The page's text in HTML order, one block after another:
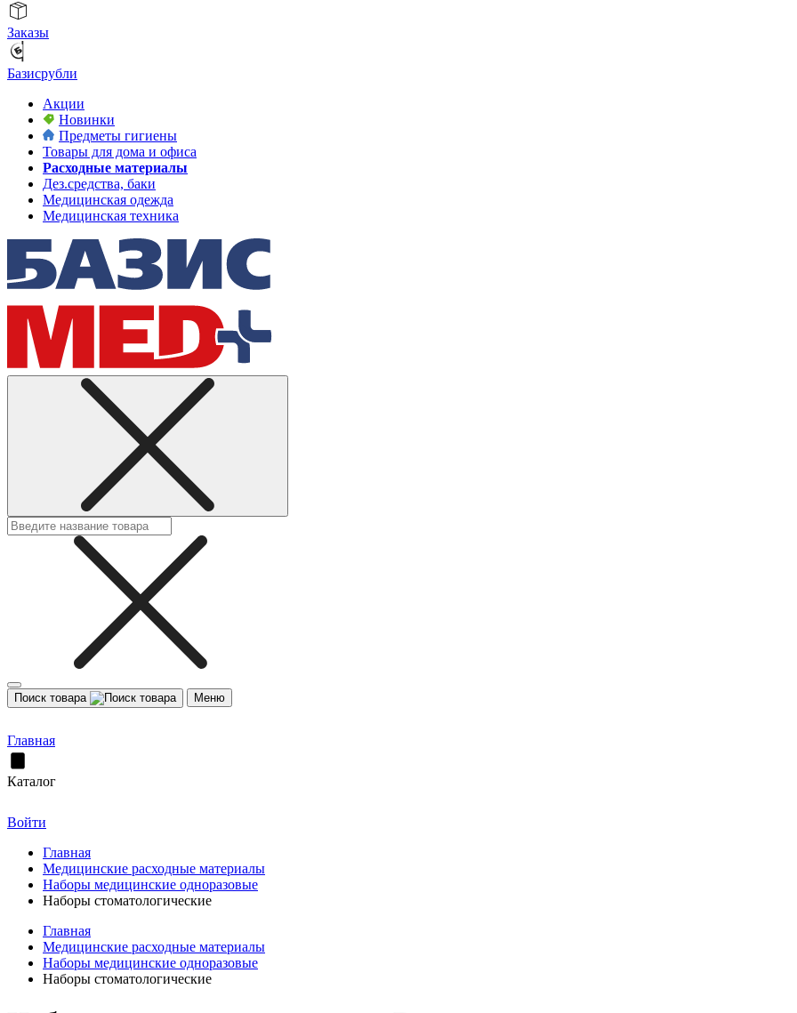
Заказы
Базисрубли
Акции
Новинки
Предметы гигиены
Товары для дома и офиса
Расходные материалы
Дез.средства, баки
Медицинская одежда
Медицинская техника
Поиск товара Меню
Главная
Каталог
Войти
Главная
Медицинские расходные материалы
Наборы медицинские одноразовые
Наборы стоматологические
Главная
Медицинские расходные материалы
Наборы медицинские одноразовые
Наборы стоматологические